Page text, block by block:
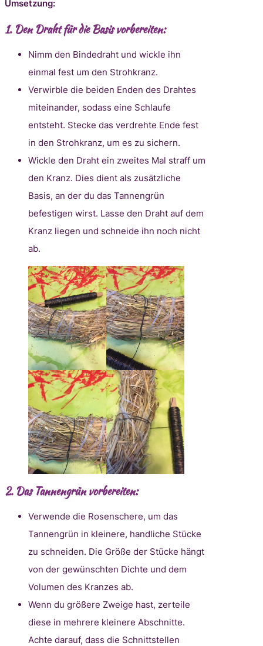
Umsetzung:
1. Den Draht für die Basis vorbereiten:
Nimm den Bindedraht und wickle ihn
einmal fest um den Strohkranz.
Verwirble die beiden Enden des Drahtes
miteinander, sodass eine Schlaufe
entsteht. Stecke das verdrehte Ende fest
in den Strohkranz, um es zu sichern.
Wickle den Draht ein zweites Mal straff um
den Kranz. Dies dient als zusätzliche
Basis, an der du das Tannengrün
befestigen wirst. Lasse den Draht auf dem
Kranz liegen und schneide ihn noch nicht
ab.
2. Das Tannengrün vorbereiten:
Verwende die Rosenschere, um das
Tannengrün in kleinere, handliche Stücke
zu schneiden. Die Größe der Stücke hängt
von der gewünschten Dichte und dem
Volumen des Kranzes ab.
Wenn du größere Zweige hast, zerteile
diese in mehrere kleinere Abschnitte.
Achte darauf, dass die Schnittstellen